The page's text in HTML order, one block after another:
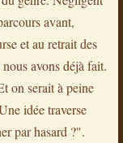
avant,
et au retrait des
avons déjà fait.
on serait à peine
idée traverse
par hasard ?".